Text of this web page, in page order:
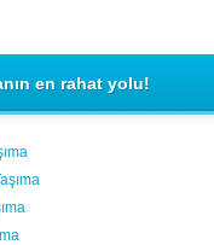
en rahat yolu!